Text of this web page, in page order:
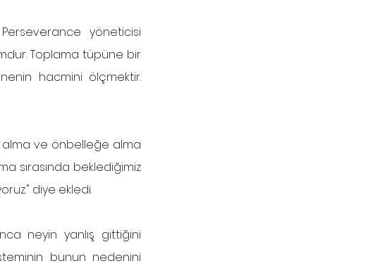
yöneticisi
Toplama tüpüne bir
hacmini ölçmektir.
alma ve önbelleğe alma
sırasında beklediğimiz
diye ekledi.
neyin yanlış gittiğini
bunun nedenini